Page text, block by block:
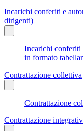
Incarichi conferiti e
dirigenti)
Incarichi conferiti
in formato
Contrattazione collettiva
Contrattazione
Contrattazione